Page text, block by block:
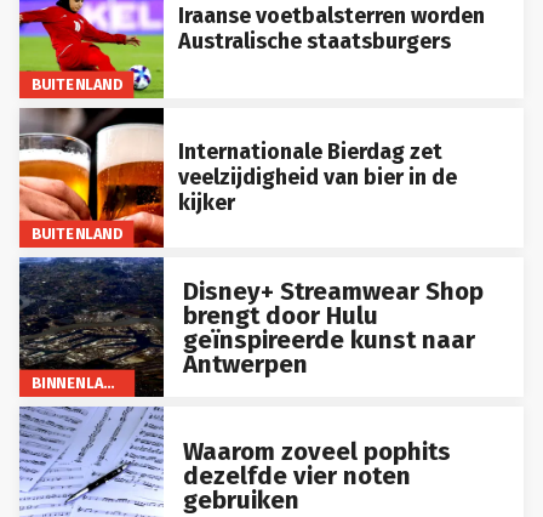
BUITENLAND
Iraanse voetbalsterren worden
Australische staatsburgers
BUITENLAND
Internationale Bierdag zet
veelzijdigheid van bier in de
kijker
BINNENLAND
Disney+ Streamwear Shop
brengt door Hulu
geïnspireerde kunst naar
Antwerpen
Waarom zoveel pophits
dezelfde vier noten
gebruiken